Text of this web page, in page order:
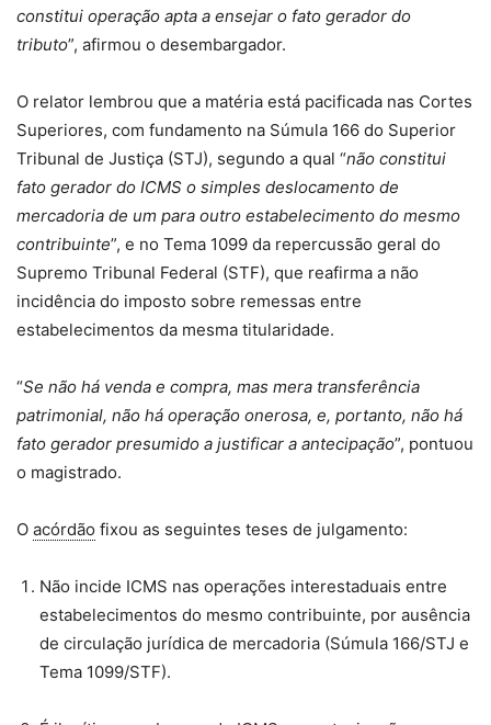
constitui operação apta a ensejar o fato gerador do
tributo”, afirmou o desembargador.
O relator lembrou que a matéria está pacificada nas Cortes
Superiores, com fundamento na Súmula 166 do Superior
Tribunal de Justiça (STJ), segundo a qual “não constitui
fato gerador do ICMS o simples deslocamento de
mercadoria de um para outro estabelecimento do mesmo
contribuinte”, e no Tema 1099 da repercussão geral do
Supremo Tribunal Federal (STF), que reafirma a não
incidência do imposto sobre remessas entre
estabelecimentos da mesma titularidade.
“Se não há venda e compra, mas mera transferência
patrimonial, não há operação onerosa, e, portanto, não há
fato gerador presumido a justificar a antecipação”, pontuou
o magistrado.
O acórdão fixou as seguintes teses de julgamento:
Não incide ICMS nas operações interestaduais entre
estabelecimentos do mesmo contribuinte, por ausência
de circulação jurídica de mercadoria (Súmula 166/STJ e
Tema 1099/STF).